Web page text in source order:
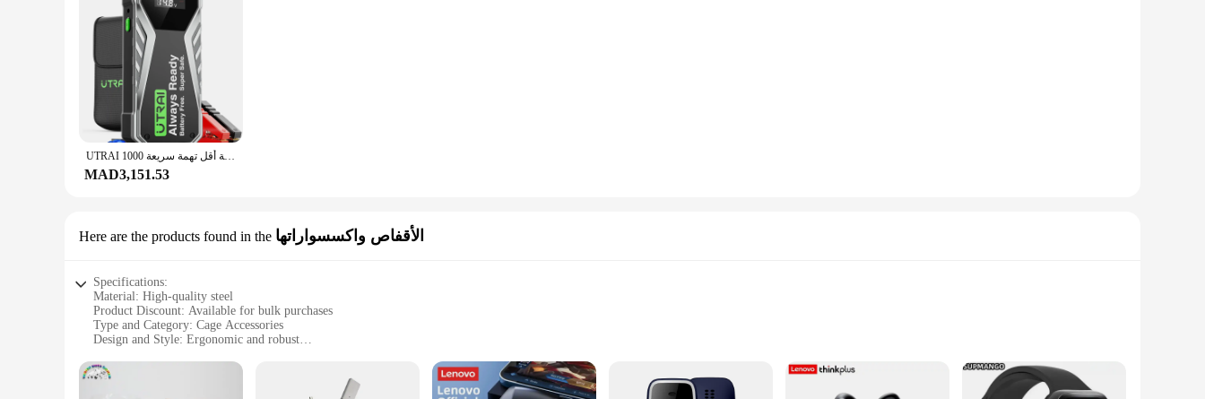
UTRAI سوبر مكثف سيارة الانتقال كاتب سوبر آمنة بطارية أقل تهمة سريعة 1000A المحمولة لجهاز الطوارئ الداعم بدء
MAD3,151.53
Here are the products found in the الأقفاص واكسسواراتها
Specifications:
Material: High-quality steel
Product Discount: Available for bulk purchases
Type and Category: Cage Accessories
Design and Style: Ergonomic and robust
Typical Adaptive Scenario: Suitable for various cage sizes and species
Shape or Size or Weight or Quantity: Versatile and adjustable